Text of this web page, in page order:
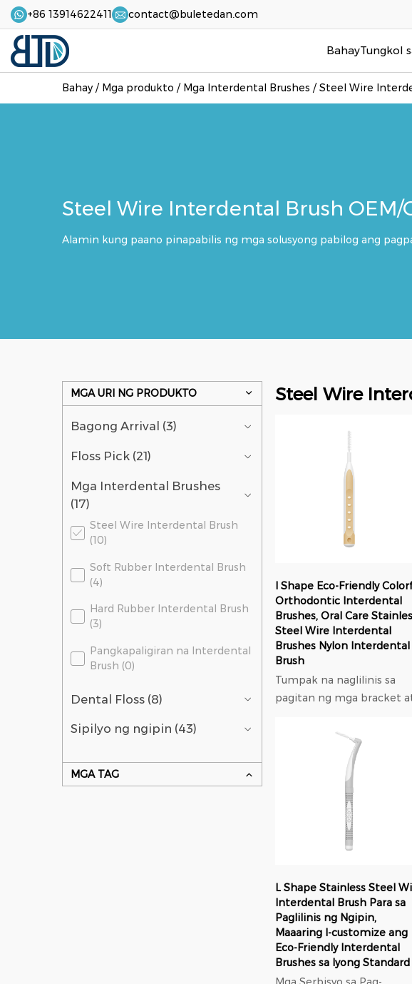
+86 13914622411 contact@buletedan.com
BahayTungkol
Bahay / Mga produkto / Mga Interdental Brushes /Steel Wire
Steel Wire Interdental Brush OEM/
Alamin kung paano pinapabilis ng mga solusyong pabilog ang
MGA URI NG PRODUKTO
Bagong Arrival (3)
Floss Pick (21)
Mga Interdental Brushes
(17)
Steel Wire Interdental Brush
(10)
Soft Rubber Interdental Brush
(4)
Hard Rubber Interdental Brush
(3)
Pangkapaligiran na Interdental
Brush (0)
Dental Floss (8)
Sipilyo ng ngipin (43)
MGA TAG
Steel Wire
I Shape Eco-Friendly
Orthodontic Interdental
Brushes, Oral Care
Steel Wire Interdental
Brushes Nylon Interdental
Brush
Tumpak na naglilinis sa
pagitan ng mga bracket
na ulo ng brush ay umaabot
nang malalim sa mga
nakatagong bahagi ng mga
L Shape Stainless Steel
Interdental Brush Para sa
Paglilinis ng Ngipin,
Maaaring I-customize ang
Eco-Friendly Interdental
Brushes sa Iyong Standard